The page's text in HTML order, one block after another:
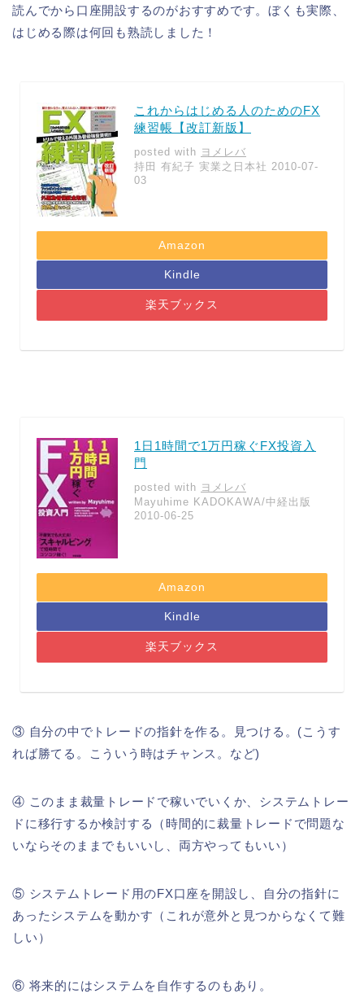
読んでから口座開設するのがおすすめです。ぼくも実際、
はじめる際は何回も熟読しました！
これからはじめる人のためのFX
練習帳【改訂新版】
posted with ヨメレバ
持田 有紀子 実業之日本社 2010-07-
03
Amazon
Kindle
楽天ブックス
1日1時間で1万円稼ぐFX投資入
門
posted with ヨメレバ
Mayuhime KADOKAWA/中経出版
2010-06-25
Amazon
Kindle
楽天ブックス
③ 自分の中でトレードの指針を作る。見つける。(こうす
れば勝てる。こういう時はチャンス。など)
④ このまま裁量トレードで稼いでいくか、システムトレー
ドに移行するか検討する（時間的に裁量トレードで問題な
いならそのままでもいいし、両方やってもいい）
⑤ システムトレード用のFX口座を開設し、自分の指針に
あったシステムを動かす（これが意外と見つからなくて難
しい）
⑥ 将来的にはシステムを自作するのもあり。